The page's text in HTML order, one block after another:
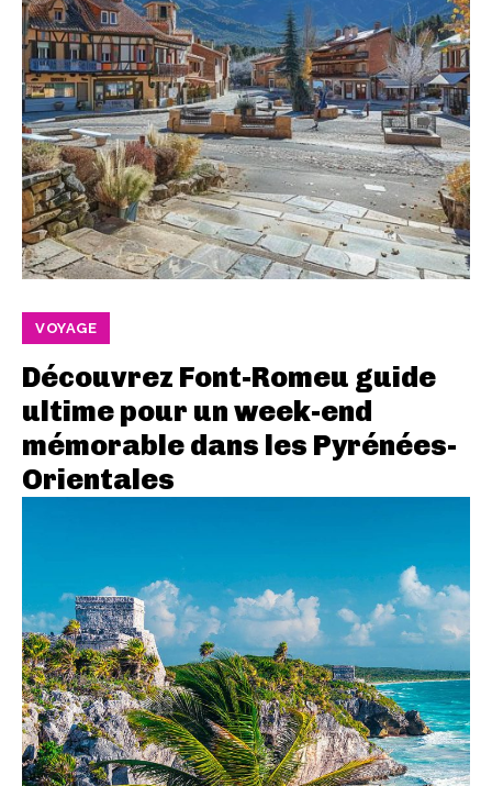
VOYAGE
Découvrez Font-Romeu guide
ultime pour un week-end
mémorable dans les Pyrénées-
Orientales